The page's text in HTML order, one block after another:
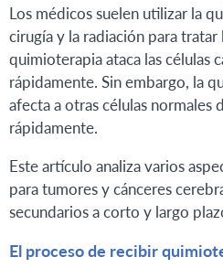
Los médicos suelen utilizar la
cirugía y la radiación para
quimioterapia ataca las células
rápidamente. Sin embargo, la
afecta a otras células
rápidamente.
Este artículo analiza varios
para tumores y cánceres
secundarios a corto y largo
El proceso de recibir